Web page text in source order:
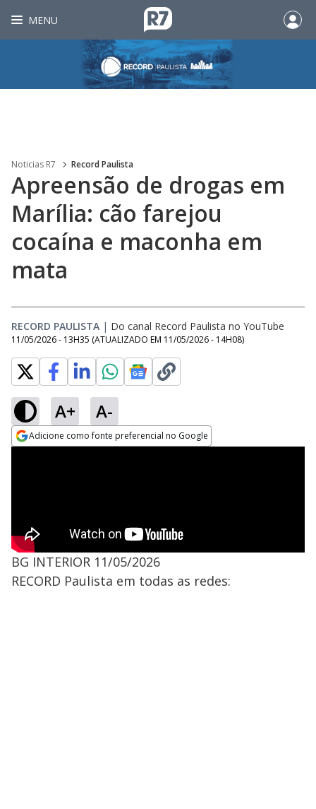
MENU
Noticias R7 Record Paulista
Apreensão de drogas em
Marília: cão farejou
cocaína e maconha em
mata
RECORD PAULISTA | Do canal Record Paulista no YouTube
11/05/2026 - 13H35 (ATUALIZADO EM 11/05/2026 - 14H08)
A+ A-
Adicione como fonte preferencial no Google
BG INTERIOR 11/05/2026
RECORD Paulista em todas as redes: